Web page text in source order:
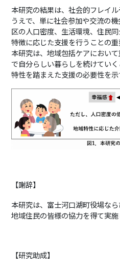
本研究の結果は、社会的フレイ
うえで、単に社会参加や交流の
区の人口密度、生活環境、住民
特徴に応じた支援を行うことの
本研究は、地域包括ケアにおい
で自分らしい暮らしを続けてい
特性を踏まえた支援の必要性を示
【謝辞】
本研究は、富士河口湖町役場な
地域住民の皆様の協力を得て実施
【研究助成】